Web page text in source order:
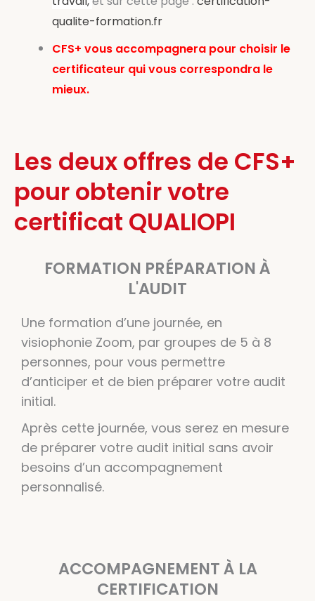
qualite-formation.fr
CFS+ vous accompagnera pour choisir le
certificateur qui vous correspondra le
mieux.
Les deux offres de CFS+
pour obtenir votre
certificat QUALIOPI
FORMATION PRÉPARATION À
L'AUDIT
Une formation d’une journée, en
visiophonie Zoom, par groupes de 5 à 8
personnes, pour vous permettre
d’anticiper et de bien préparer votre audit
initial.
Après cette journée, vous serez en mesure
de préparer votre audit initial sans avoir
besoins d’un accompagnement
personnalisé.
ACCOMPAGNEMENT À LA
CERTIFICATION